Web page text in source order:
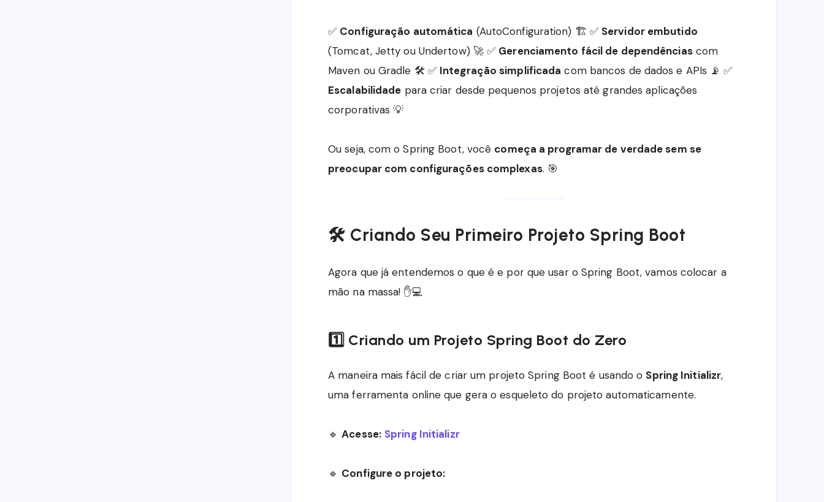
✅ Configuração automática (AutoConfiguration) 🏗️ ✅ Servidor embutido
(Tomcat, Jetty ou Undertow) 🚀 ✅ Gerenciamento fácil de dependênciascom
Maven ou Gradle 🛠️ ✅ Integração simplificada com bancos de dados e APIs 📡 ✅
Escalabilidade para criar desde pequenos projetos até grandes aplicações
corporativas 💡
Ou seja, com o Spring Boot, você começa a programar de verdade sem se
preocupar com configurações complexas. 🎯
🛠️ Criando Seu Primeiro Projeto Spring Boot
Agora que já entendemos o que é e por que usar o Spring Boot, vamos colocar a
mão na massa! ✋💻
1️⃣ Criando um Projeto Spring Boot do Zero
A maneira mais fácil de criar um projeto Spring Boot é usando o Spring Initializr,
uma ferramenta online que gera o esqueleto do projeto automaticamente.
🔹Acesse: Spring Initializr
🔹 Configure o projeto: